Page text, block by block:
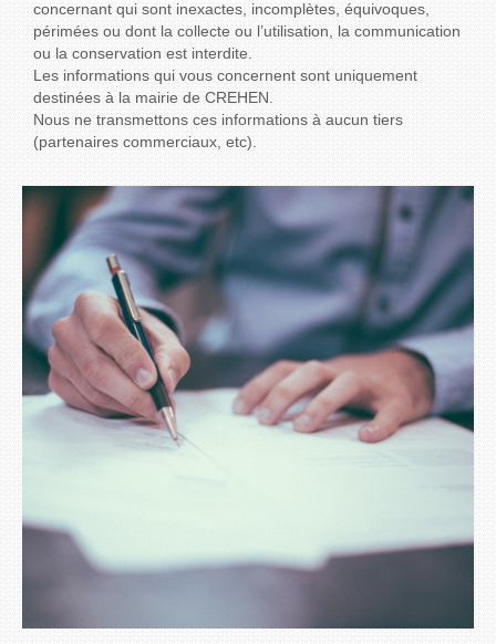
concernant qui sont inexactes, incomplètes, équivoques,
périmées ou dont la collecte ou l’utilisation, la communication
ou la conservation est interdite.
Les informations qui vous concernent sont uniquement
destinées à la mairie de CREHEN.
Nous ne transmettons ces informations à aucun tiers
(partenaires commerciaux, etc).